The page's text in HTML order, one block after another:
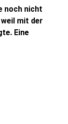
noch nicht
mit der
Eine